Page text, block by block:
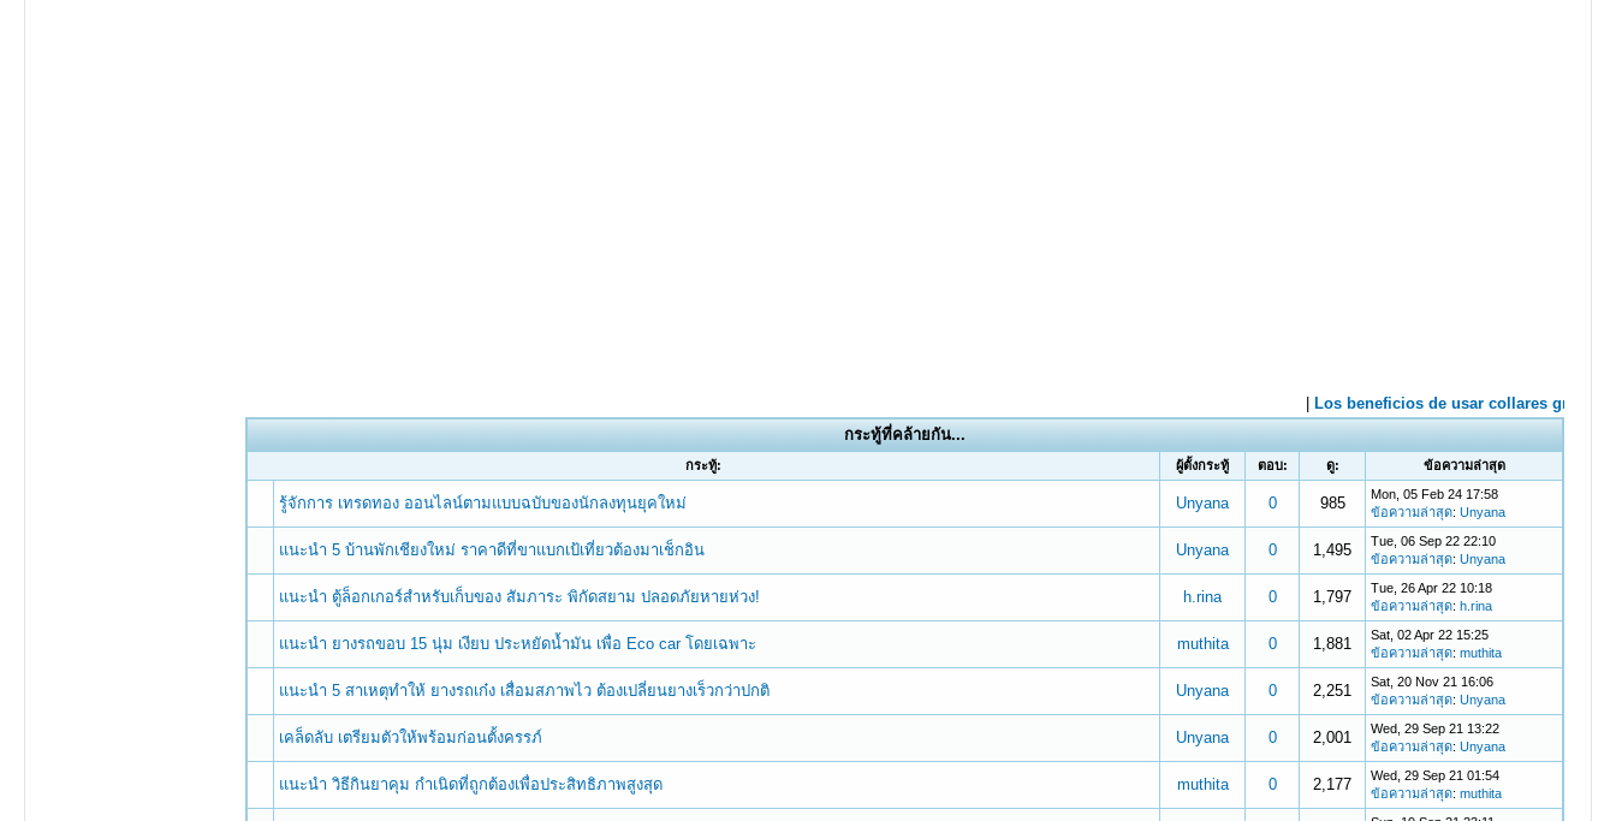
กระทู้ที่คล้ายกัน...
กระทู้: ผู้ตั้งกระทู้ ตอบ: ดู: ข้อความล่าสุด
รู้จักการ เทรดทอง ออนไลน์ตามแบบฉบับของนักลงทุนยุคใหม่ Unyana 0 985
Mon, 05 Feb 24 17:58
ข้อความล่าสุด:Unyana
แนะนำ 5 บ้านพักเชียงใหม่ ราคาดีที่ขาแบกเป้เที่ยวต้องมาเช็กอิน Unyana 0 1,495
Tue, 06 Sep 22 22:10
ข้อความล่าสุด:Unyana
แนะนำ ตู้ล็อกเกอร์สำหรับเก็บของ สัมภาระ พิกัดสยาม ปลอดภัยหายห่วง! h.rina 0 1,797
Tue, 26 Apr 22 10:18
ข้อความล่าสุด:h.rina
แนะนำ ยางรถขอบ 15 นุ่ม เงียบ ประหยัดน้ำมัน เพื่อ Eco car โดยเฉพาะ muthita 0 1,881
Sat, 02 Apr 22 15:25
ข้อความล่าสุด:muthita
แนะนำ 5 สาเหตุทำให้ ยางรถเก๋ง เสื่อมสภาพไว ต้องเปลี่ยนยางเร็วกว่าปกติ Unyana 0 2,251
Sat, 20 Nov 21 16:06
ข้อความล่าสุด:Unyana
เคล็ดลับ เตรียมตัวให้พร้อมก่อนตั้งครรภ์ Unyana 0 2,001
Wed, 29 Sep 21 13:22
ข้อความล่าสุด:Unyana
แนะนำ วิธีกินยาคุม กำเนิดที่ถูกต้องเพื่อประสิทธิภาพสูงสุด muthita 0 2,177
Wed, 29 Sep 21 01:54
ข้อความล่าสุด:muthita